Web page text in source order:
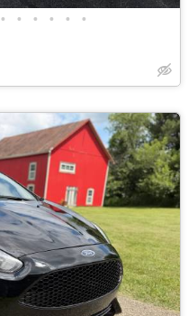
• • • • • •